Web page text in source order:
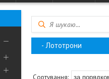
- Лототрони